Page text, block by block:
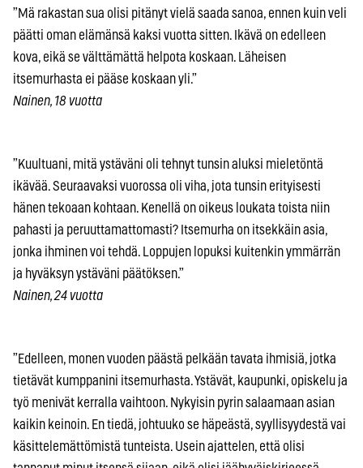
”Mä rakastan sua olisi pitänyt vielä saada sanoa, ennen kuin veli
päätti oman elämänsä kaksi vuotta sitten. Ikävä on edelleen
kova, eikä se välttämättä helpota koskaan. Läheisen
itsemurhasta ei pääse koskaan yli.”
Nainen, 18 vuotta
”Kuultuani, mitä ystäväni oli tehnyt tunsin aluksi mieletöntä
ikävää. Seuraavaksi vuorossa oli viha, jota tunsin erityisesti
hänen tekoaan kohtaan. Kenellä on oikeus loukata toista niin
pahasti ja peruuttamattomasti? Itsemurha on itsekkäin asia,
jonka ihminen voi tehdä. Loppujen lopuksi kuitenkin ymmärrän
ja hyväksyn ystäväni päätöksen.”
Nainen, 24 vuotta
”Edelleen, monen vuoden päästä pelkään tavata ihmisiä, jotka
tietävät kumppanini itsemurhasta. Ystävät, kaupunki, opiskelu ja
työ menivät kerralla vaihtoon. Nykyisin pyrin salaamaan asian
kaikin keinoin. En tiedä, johtuuko se häpeästä, syyllisyydestä vai
käsittelemättömistä tunteista. Usein ajattelen, että olisi